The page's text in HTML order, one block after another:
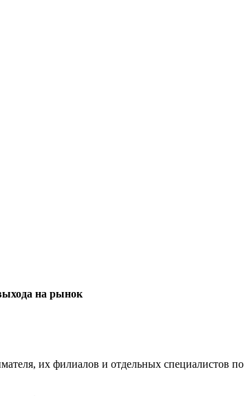
на рынок
их филиалов и отдельных специалистов по